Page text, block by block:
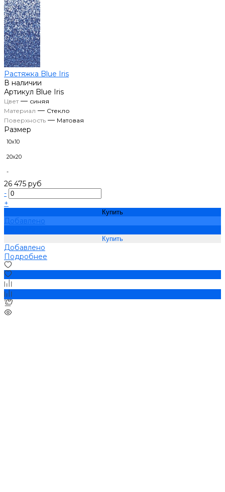
Растяжка Blue Iris
В наличии
Артикул Blue Iris
Цвет— синяя
Материал — Стекло
Поверхность — Матовая
Размер
10х10
20х20
-
26 475 руб
-
+
Купить
Добавлено
Добавлено
Подробнее